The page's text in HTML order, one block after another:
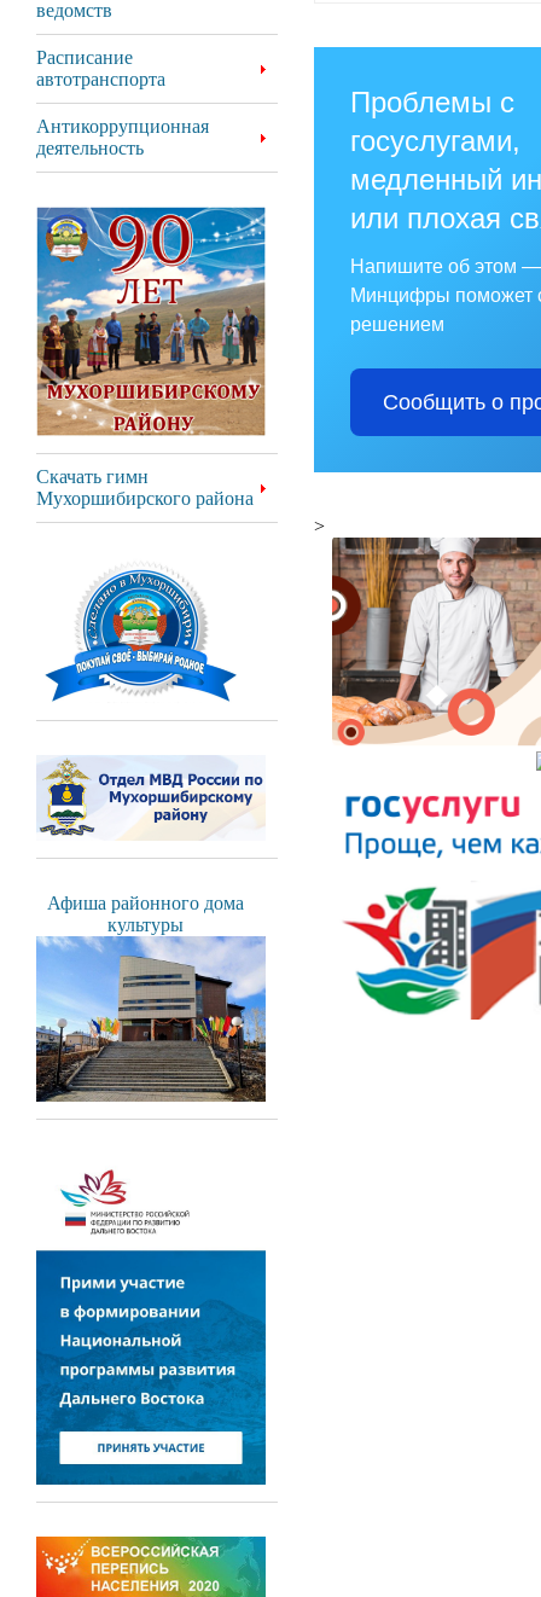
ведомств
Расписание
автотранспорта
Антикоррупционная
деятельность
Скачать гимн
Мухоршибирского района
Афиша районного дома
культуры
Проблемы с
госуслугами,
медленный
или плохая
Напишите об этом —
Минцифры поможет
решением
Сообщить о
>